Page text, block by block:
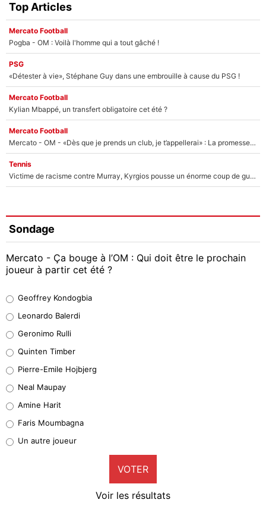
Top Articles
Mercato Football
Pogba - OM : Voilà l'homme qui a tout gâché !
PSG
«Détester à vie», Stéphane Guy dans une embrouille à cause du PSG !
Mercato Football
Kylian Mbappé, un transfert obligatoire cet été ?
Mercato Football
Mercato - OM - «Dès que je prends un club, je t’appellerai» : La promesse de Marcelino au moment de claquer la porte
Tennis
Victime de racisme contre Murray, Kyrgios pousse un énorme coup de gueule !
Sondage
Mercato - Ça bouge à l’OM : Qui doit être le prochain
joueur à partir cet été ?
38%
32%
5%
1%
9%
Geoffrey Kondogbia
Leonardo Balerdi
Geronimo Rulli
Quinten Timber
Pierre-Emile Hojbjerg
Neal Maupay
Amine Harit
Faris Moumbagna
Un autre joueur
VOTER
Voir les résultats